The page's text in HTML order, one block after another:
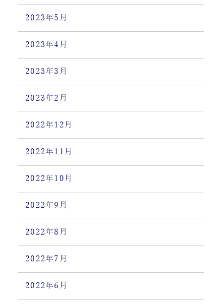
2023年5月
2023年4月
2023年3月
2023年2月
2022年12月
2022年11月
2022年10月
2022年9月
2022年8月
2022年7月
2022年6月